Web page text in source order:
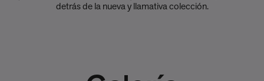
detrás de la nueva y llamativa colección.